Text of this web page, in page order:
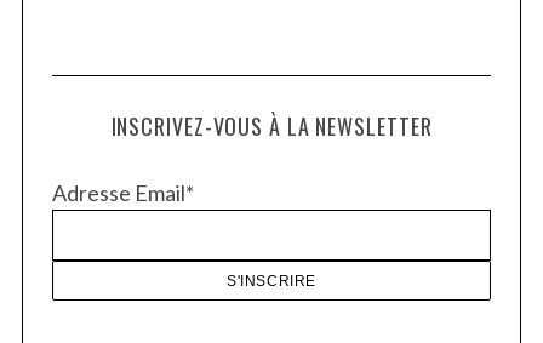
INSCRIVEZ-VOUS À LA NEWSLETTER
Adresse Email*